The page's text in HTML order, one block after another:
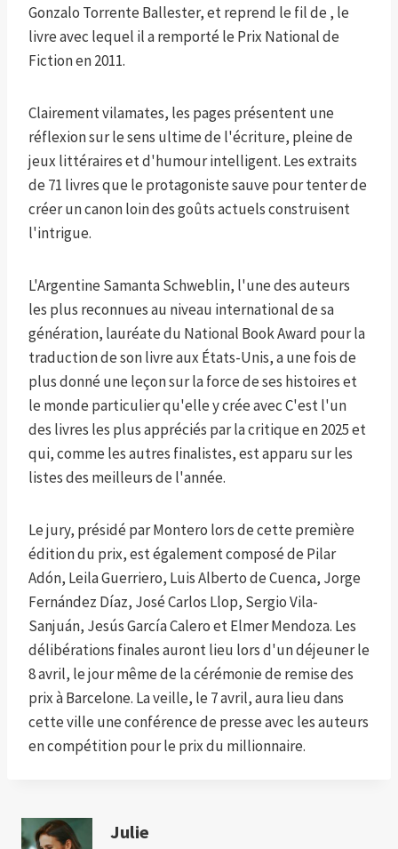
Gonzalo Torrente Ballester, et reprend le fil de , le
livre avec lequel il a remporté le Prix National de
Fiction en 2011.
Clairement vilamates, les pages présentent une
réflexion sur le sens ultime de l'écriture, pleine de
jeux littéraires et d'humour intelligent. Les extraits
de 71 livres que le protagoniste sauve pour tenter de
créer un canon loin des goûts actuels construisent
l'intrigue.
L'Argentine Samanta Schweblin, l'une des auteurs
les plus reconnues au niveau international de sa
génération, lauréate du National Book Award pour la
traduction de son livre aux États-Unis, a une fois de
plus donné une leçon sur la force de ses histoires et
le monde particulier qu'elle y crée avec C'est l'un
des livres les plus appréciés par la critique en 2025 et
qui, comme les autres finalistes, est apparu sur les
listes des meilleurs de l'année.
Le jury, présidé par Montero lors de cette première
édition du prix, est également composé de Pilar
Adón, Leila Guerriero, Luis Alberto de Cuenca, Jorge
Fernández Díaz, José Carlos Llop, Sergio Vila-
Sanjuán, Jesús García Calero et Elmer Mendoza. Les
délibérations finales auront lieu lors d'un déjeuner le
8 avril, le jour même de la cérémonie de remise des
prix à Barcelone. La veille, le 7 avril, aura lieu dans
cette ville une conférence de presse avec les auteurs
en compétition pour le prix du millionnaire.
Julie